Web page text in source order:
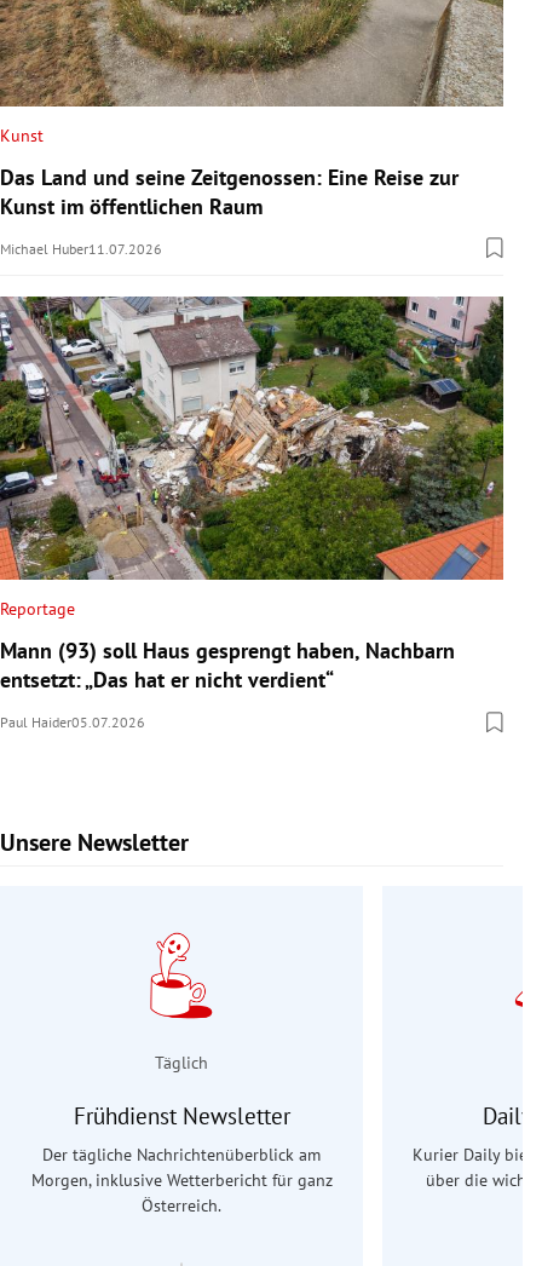
Kunst
Das Land und seine Zeitgenossen: Eine Reise zur
Kunst im öffentlichen Raum
Michael Huber11.07.2026
Reportage
Mann (93) soll Haus gesprengt haben, Nachbarn
entsetzt: „Das hat er nicht verdient“
Paul Haider05.07.2026
Unsere Newsletter
Slide 1 von 9
Täglich
Frühdienst Newsletter
Der tägliche Nachrichtenüberblick am
Morgen, inklusive Wetterbericht für ganz
Österreich.
Daily
Kurier Daily
über die